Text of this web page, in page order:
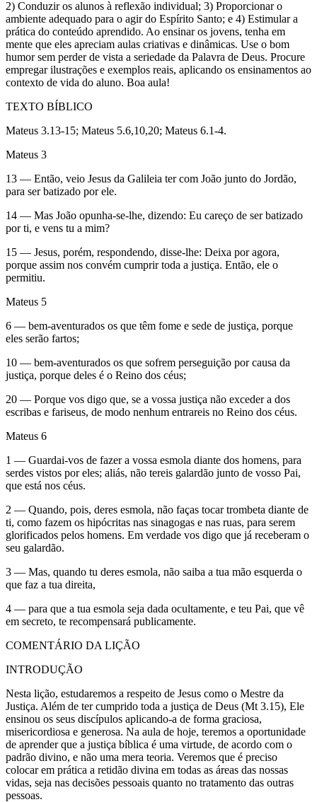
2) Conduzir os alunos à reflexão individual; 3) Proporcionar o
ambiente adequado para o agir do Espírito Santo; e 4) Estimular a
prática do conteúdo aprendido. Ao ensinar os jovens, tenha em
mente que eles apreciam aulas criativas e dinâmicas. Use o bom
humor sem perder de vista a seriedade da Palavra de Deus. Procure
empregar ilustrações e exemplos reais, aplicando os ensinamentos ao
contexto de vida do aluno. Boa aula!
TEXTO BÍBLICO
Mateus 3.13-15; Mateus 5.6,10,20; Mateus 6.1-4.
Mateus 3
13 — Então, veio Jesus da Galileia ter com João junto do Jordão,
para ser batizado por ele.
14 — Mas João opunha-se-lhe, dizendo: Eu careço de ser batizado
por ti, e vens tu a mim?
15 — Jesus, porém, respondendo, disse-lhe: Deixa por agora,
porque assim nos convém cumprir toda a justiça. Então, ele o
permitiu.
Mateus 5
6 — bem-aventurados os que têm fome e sede de justiça, porque
eles serão fartos;
10 — bem-aventurados os que sofrem perseguição por causa da
justiça, porque deles é o Reino dos céus;
20 — Porque vos digo que, se a vossa justiça não exceder a dos
escribas e fariseus, de modo nenhum entrareis no Reino dos céus.
Mateus 6
1 — Guardai-vos de fazer a vossa esmola diante dos homens, para
serdes vistos por eles; aliás, não tereis galardão junto de vosso Pai,
que está nos céus.
2 — Quando, pois, deres esmola, não faças tocar trombeta diante de
ti, como fazem os hipócritas nas sinagogas e nas ruas, para serem
glorificados pelos homens. Em verdade vos digo que já receberam o
seu galardão.
3 — Mas, quando tu deres esmola, não saiba a tua mão esquerda o
que faz a tua direita,
4 — para que a tua esmola seja dada ocultamente, e teu Pai, que vê
em secreto, te recompensará publicamente.
COMENTÁRIO DA LIÇÃO
INTRODUÇÃO
Nesta lição, estudaremos a respeito de Jesus como o Mestre da
Justiça. Além de ter cumprido toda a justiça de Deus (Mt 3.15), Ele
ensinou os seus discípulos aplicando-a de forma graciosa,
misericordiosa e generosa. Na aula de hoje, teremos a oportunidade
de aprender que a justiça bíblica é uma virtude, de acordo com o
padrão divino, e não uma mera teoria. Veremos que é preciso
colocar em prática a retidão divina em todas as áreas das nossas
vidas, seja nas decisões pessoais quanto no tratamento das outras
pessoas.